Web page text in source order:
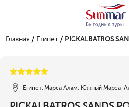
Главная / Египет / PICKALBATROS
Египет, Марса Алам, Южный Марса-